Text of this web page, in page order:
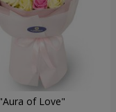
of Love"